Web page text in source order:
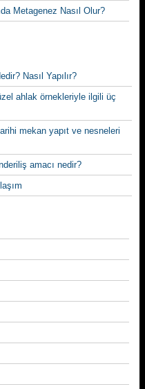
Metagenez Nasıl Olur?
Nasıl Yapılır?
ahlak örnekleriyle ilgili üç
mekan yapıt ve nesneleri
amacı nedir?